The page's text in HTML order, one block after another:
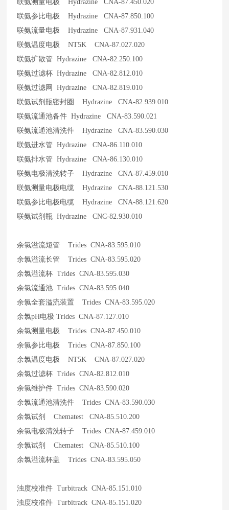
联氨测量电极 Hydrazine CNA-87.450.020
联氨参比电极 Hydrazine CNA-87.850.100
联氨流量电极 Hydrazine CNA-87.931.040
联氨温度电极 NT5K CNA-87.027.020
联氨扩散管 Hydrazine CNA-82.250.100
联氨过滤杯 Hydrazine CNA-82.812.010
联氨过滤网 Hydrazine CNA-82.819.010
联氨试剂瓶密封圈 Hydrazine CNA-82.939.010
联氨流通池备件 Hydrazine CNA-83.590.021
联氨流通池清洗件 Hydrazine CNA-83.590.030
联氨进水管 Hydrazine CNA-86.110.010
联氨排水管 Hydrazine CNA-86.130.010
联氨电极清洗转子 Hydrazine CNA-87.459.010
联氨测量电极电缆 Hydrazine CNA-88.121.530
联氨参比电极电缆 Hydrazine CNA-88.121.620
联氨试剂瓶 Hydrazine CNC-82.930.010
余氯溢流短管 Trides CNA-83.595.010
余氯溢流长管 Trides CNA-83.595.020
余氯溢流杯 Trides CNA-83.595.030
余氯流通池 Trides CNA-83.595.040
余氯全套溢流装置 Trides CNA-83.595.020
余氯pH电极 Trides CNA-87.127.010
余氯测量电极 Trides CNA-87.450.010
余氯参比电极 Trides CNA-87.850.100
余氯温度电极 NT5K CNA-87.027.020
余氯过滤杯 Trides CNA-82.812.010
余氯维护件 Trides CNA-83.590.020
余氯流通池清洗件 Trides CNA-83.590.030
余氯试剂 Chematest CNA-85.510.200
余氯电极清洗转子 Trides CNA-87.459.010
余氯试剂 Chematest CNA-85.510.100
余氯溢流杯盖 Trides CNA-83.595.050
浊度校准件 Turbitrack CNA-85.151.010
浊度校准件 Turbitrack CNA-85.151.020